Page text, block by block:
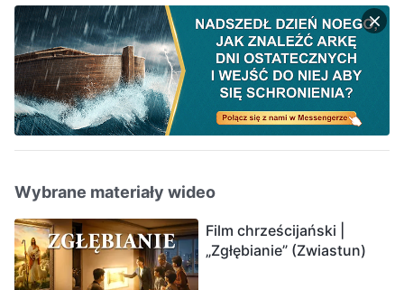
Wybrane materiały wideo
Film chrześcijański |
„Zgłębianie” (Zwiastun)